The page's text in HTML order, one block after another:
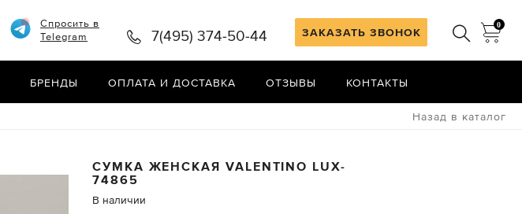
ЗАКАЗАТЬ ЗВОНОК
0
Спросить в
Telegram
7(495) 374-50-44
БРЕНДЫ ОПЛАТА И ДОСТАВКА ОТЗЫВЫ КОНТАКТЫ
Назад в каталог
СУМКА ЖЕНСКАЯ VALENTINO LUX-
74865
В наличии